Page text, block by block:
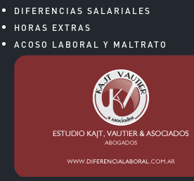
DIFERENCIAS SALARIALES
HORAS EXTRAS
ACOSO LABORAL Y MALTRATO